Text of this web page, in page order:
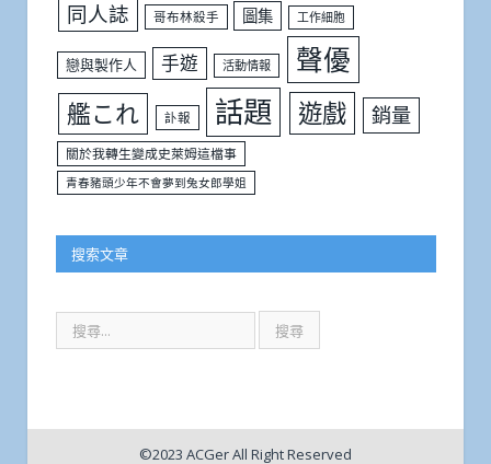
同人誌 哥布林殺手 圖集 工作細胞
戀與製作人 手遊 活動情報 聲優
艦これ 訃報 話題 遊戲 銷量
關於我轉生變成史萊姆這檔事
青春豬頭少年不會夢到兔女郎學姐
搜索文章
©2023 ACGer All Right Reserved